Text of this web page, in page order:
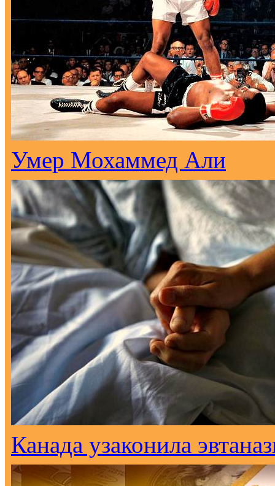
Умер Мохаммед Али
Канада узаконила